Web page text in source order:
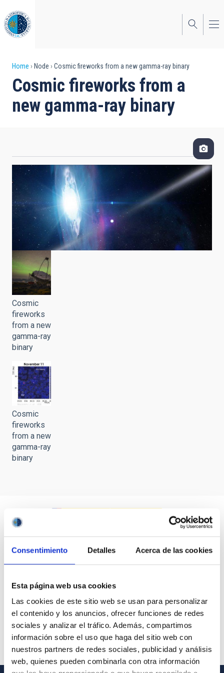
Consentimiento Detalles Acerca de las cookies
Esta página web usa cookies
Las cookies de este sitio web se usan para personalizar
el contenido y los anuncios, ofrecer funciones de redes
sociales y analizar el tráfico. Además, compartimos
información sobre el uso que haga del sitio web con
nuestros partners de redes sociales, publicidad y análisis
web, quienes pueden combinarla con otra información
to
main
content
Breadcrumb
Home Node Cosmic fireworks from a new gamma-ray binary
Cosmic fireworks from a
new gamma-ray binary
Cosmic
fireworks
from a new
gamma-ray
binary
Cosmic
fireworks
from a new
gamma-ray
binary